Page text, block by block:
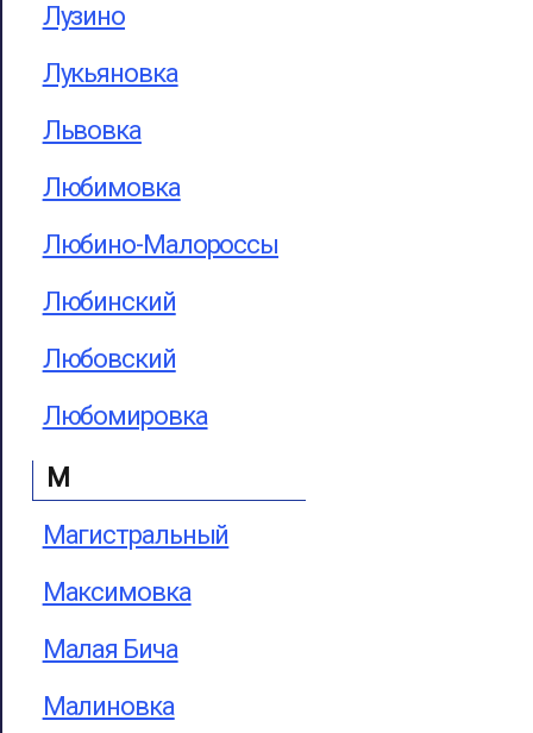
Лузино
Лукьяновка
Львовка
Любимовка
Любино-Малороссы
Любинский
Любовский
Любомировка
М
Магистральный
Максимовка
Малая Бича
Малиновка